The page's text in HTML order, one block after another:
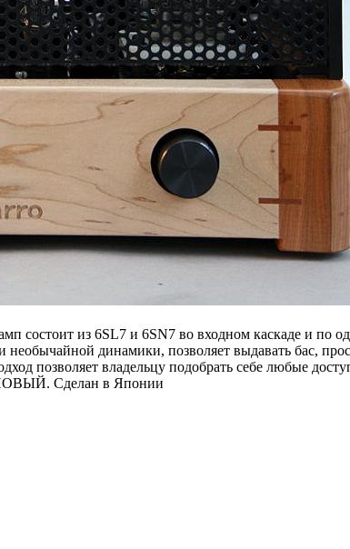
состоит из 6SL7 и 6SN7 во входном каскаде и по
динамики, позволяет выдавать бас,
позволяет владельцу подобрать себе любые
НОВЫЙ. Сделан в Японии